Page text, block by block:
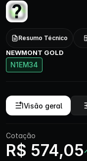
Resumo Técnico
NEWMONT GOLD
N1EM34
Visão geral
Cotação
R$ 574,05